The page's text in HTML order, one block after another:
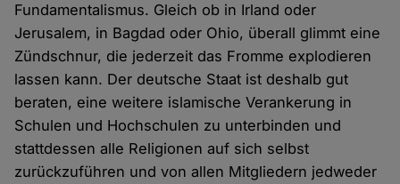
Fundamentalismus. Gleich ob in Irland oder
Jerusalem, in Bagdad oder Ohio, überall glimmt eine
Zündschnur, die jederzeit das Fromme explodieren
lassen kann. Der deutsche Staat ist deshalb gut
beraten, eine weitere islamische Verankerung in
Schulen und Hochschulen zu unterbinden und
stattdessen alle Religionen auf sich selbst
zurückzuführen und von allen Mitgliedern jedweder